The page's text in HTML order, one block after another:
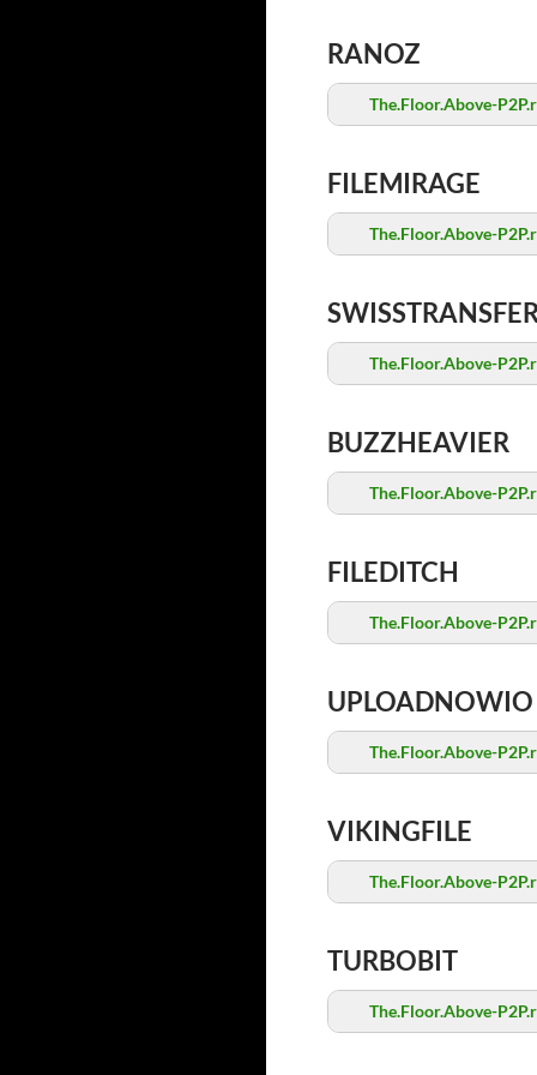
RANOZ
The.Floor.Above-
FILEMIRAGE
The.Floor.Above-
The.Floor.Above-
BUZZHEAVIER
The.Floor.Above-
FILEDITCH
The.Floor.Above-
UPLOADNOWIO
The.Floor.Above-
VIKINGFILE
The.Floor.Above-
TURBOBIT
The.Floor.Above-